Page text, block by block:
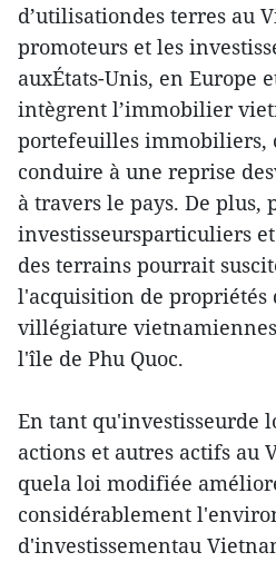
d’utilisationdes terres au
promoteurs et les
auxÉtats-Unis, en Europe
intègrent l’immobilier
portefeuilles immobiliers,
conduire à une reprise
à travers le pays. De plus,
investisseursparticuliers
des terrains pourrait
l'acquisition de propriétés
villégiature
l'île de Phu Quoc.
En tant qu'investisseurde
actions et autres actifs au
quela loi modifiée
considérablement
d'investissementau